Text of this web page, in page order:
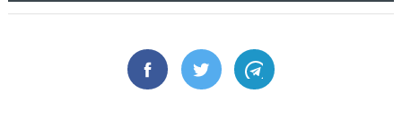
FacebookTwitter Telegram